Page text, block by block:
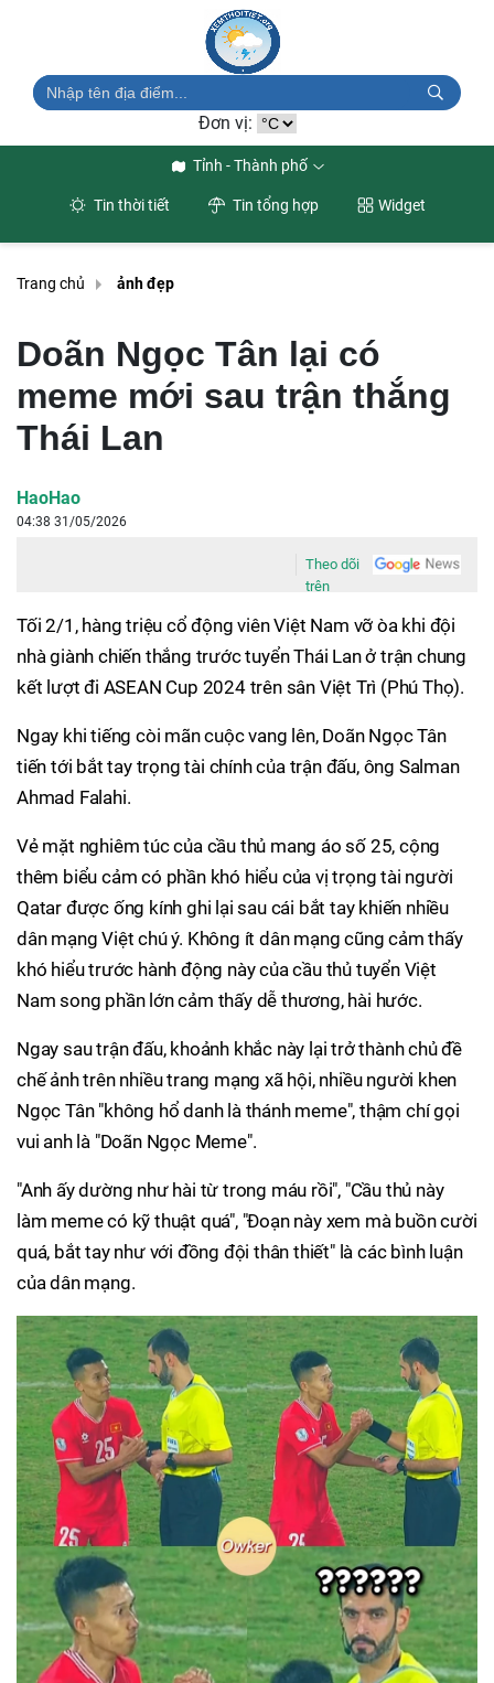
Đơn vị:
Tỉnh - Thành phố
Tin thời tiết Tin tổng hợp Widget
Trang chủ ảnh đẹp
Doãn Ngọc Tân lại có
meme mới sau trận thắng
Thái Lan
HaoHao
04:38 31/05/2026
Theo dõi
trên
Tối 2/1, hàng triệu cổ động viên Việt Nam vỡ òa khi đội
nhà giành chiến thắng trước tuyển Thái Lan ở trận chung
kết lượt đi ASEAN Cup 2024 trên sân Việt Trì (Phú Thọ).
Ngay khi tiếng còi mãn cuộc vang lên, Doãn Ngọc Tân
tiến tới bắt tay trọng tài chính của trận đấu, ông Salman
Ahmad Falahi.
Vẻ mặt nghiêm túc của cầu thủ mang áo số 25, cộng
thêm biểu cảm có phần khó hiểu của vị trọng tài người
Qatar được ống kính ghi lại sau cái bắt tay khiến nhiều
dân mạng Việt chú ý. Không ít dân mạng cũng cảm thấy
khó hiểu trước hành động này của cầu thủ tuyển Việt
Nam song phần lớn cảm thấy dễ thương, hài hước.
Ngay sau trận đấu, khoảnh khắc này lại trở thành chủ đề
chế ảnh trên nhiều trang mạng xã hội, nhiều người khen
Ngọc Tân "không hổ danh là thánh meme", thậm chí gọi
vui anh là "Doãn Ngọc Meme".
"Anh ấy dường như hài từ trong máu rồi", "Cầu thủ này
làm meme có kỹ thuật quá", "Đoạn này xem mà buồn cười
quá, bắt tay như với đồng đội thân thiết" là các bình luận
của dân mạng.